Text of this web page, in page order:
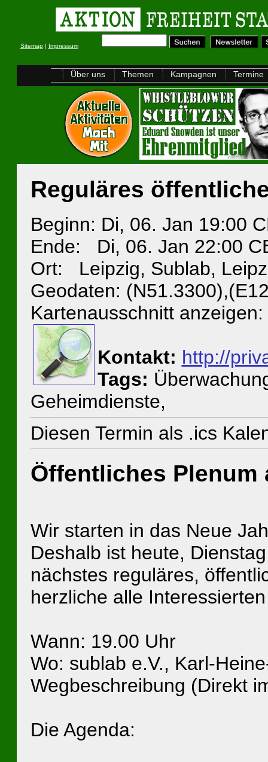
Sitemap| Impressum
Über uns Themen Kampagnen Termine
Reguläres
Beginn: Di, 06. Jan 19:00
Ende: Di, 06. Jan 22:00
Ort: Leipzig, Sublab,
Geodaten:
Kartenausschnitt anzeigen:
Kontakt: http://
Tags:
Geheimdienste,
Diesen Termin als .ics
Öffentliches Plenum
Wir starten in das Neue
Deshalb ist heute,
nächstes reguläres,
herzliche alle
Wann: 19.00 Uhr
Wo: sublab e.V., Karl-
Wegbeschreibung (Direkt
Die Agenda: